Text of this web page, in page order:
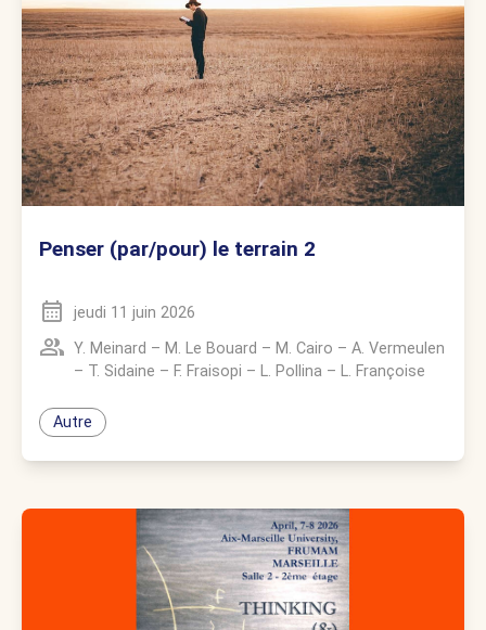
Penser (par/pour) le terrain 2
jeudi 11 juin 2026
Y. Meinard – M. Le Bouard – M. Cairo – A. Vermeulen
– T. Sidaine – F. Fraisopi – L. Pollina – L. Françoise
Autre